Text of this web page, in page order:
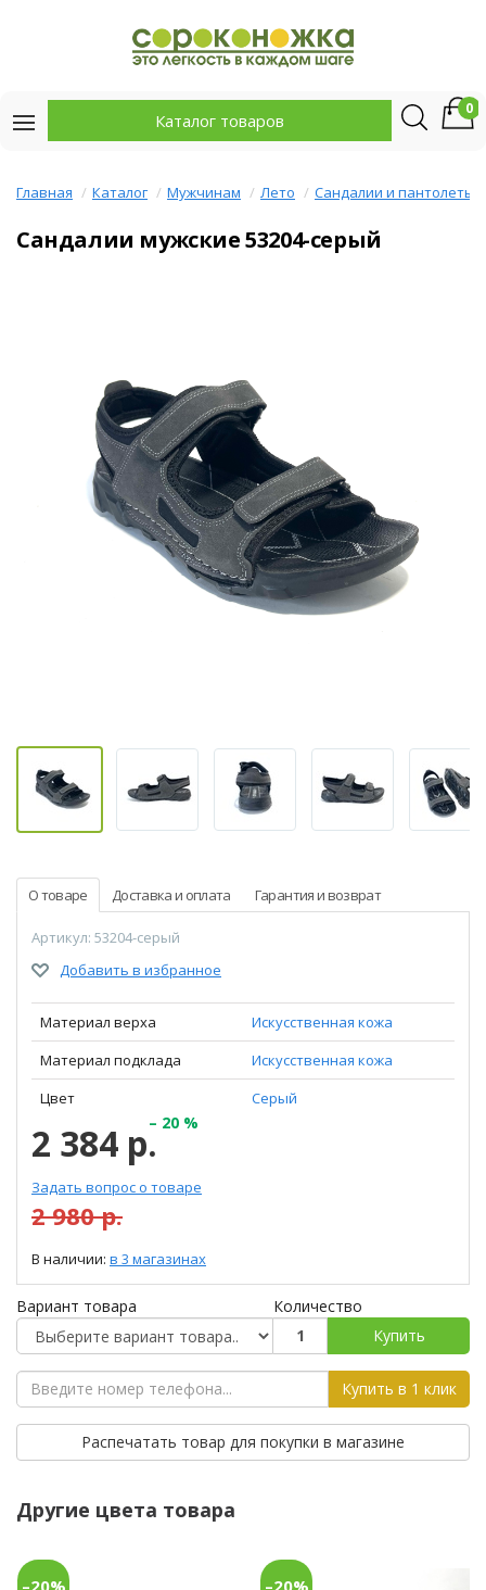
Каталог товаров
0
Главная Каталог Мужчинам Лето Сандалии и пантолеты
Сандалии мужские 53204-серый
О товаре Доставка и оплата Гарантия и возврат
Артикул: 53204-серый
Добавить в избранное
Материал верха
Искусственная кожа
Материал подклада
Искусственная кожа
Цвет
Серый
2 384 р.– 20 %
Задать вопрос о товаре
2 980 р.
В наличии: в 3 магазинах
Вариант товара
Количество
Купить
Купить в 1 клик
Распечатать товар для покупки в магазине
Другие цвета товара
–20% –20%